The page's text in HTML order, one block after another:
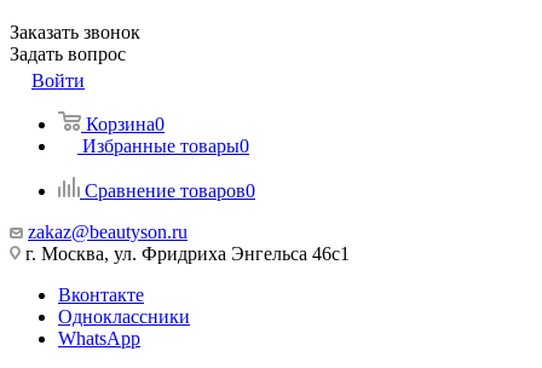
Заказать звонок
Задать вопрос
Войти
Корзина0
Избранные товары0
Сравнение товаров0
zakaz@beautyson.ru
г. Москва, ул. Фридриха Энгельса 46с1
Вконтакте
Одноклассники
WhatsApp